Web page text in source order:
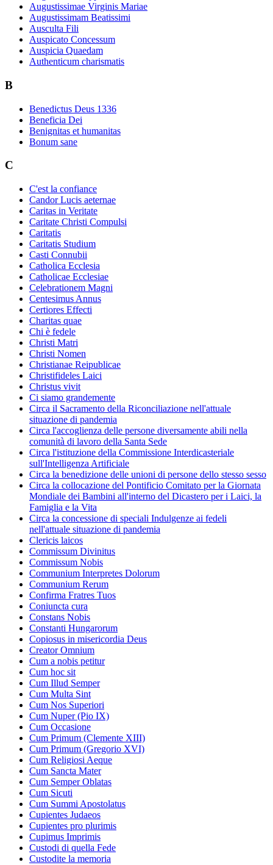
Augustissimae Virginis Mariae
Augustissimam Beatissimi
Ausculta Fili
Auspicato Concessum
Auspicia Quaedam
Authenticum charismatis
B
Benedictus Deus 1336
Beneficia Dei
Benignitas et humanitas
Bonum sane
C
C'est la confiance
Candor Lucis aeternae
Caritas in Veritate
Caritate Christi Compulsi
Caritatis
Caritatis Studium
Casti Connubii
Catholica Ecclesia
Catholicae Ecclesiae
Celebrationem Magni
Centesimus Annus
Certiores Effecti
Charitas quae
Chi è fedele
Christi Matri
Christi Nomen
Christianae Reipublicae
Christifideles Laici
Christus vivit
Ci siamo grandemente
Circa il Sacramento della Riconciliazione nell'attuale
situazione di pandemia
Circa l'accoglienza delle persone diversamente abili nella
comunità di lavoro della Santa Sede
Circa l'istituzione della Commissione Interdicasteriale
sull'Intelligenza Artificiale
Circa la benedizione delle unioni di persone dello stesso sesso
Circa la collocazione del Pontificio Comitato per la Giornata
Mondiale dei Bambini all'interno del Dicastero per i Laici, la
Famiglia e la Vita
Circa la concessione di speciali Indulgenze ai fedeli
nell'attuale situazione di pandemia
Clericis laicos
Commissum Divinitus
Commissum Nobis
Communium Interpretes Dolorum
Communium Rerum
Confirma Fratres Tuos
Coniuncta cura
Constans Nobis
Constanti Hungarorum
Copiosus in misericordia Deus
Creator Omnium
Cum a nobis petitur
Cum hoc sit
Cum Illud Semper
Cum Multa Sint
Cum Nos Superiori
Cum Nuper (Pio IX)
Cum Occasione
Cum Primum (Clemente XIII)
Cum Primum (Gregorio XVI)
Cum Religiosi Aeque
Cum Sancta Mater
Cum Semper Oblatas
Cum Sicuti
Cum Summi Apostolatus
Cupientes Judaeos
Cupientes pro plurimis
Cupimus Imprimis
Custodi di quella Fede
Custodite la memoria